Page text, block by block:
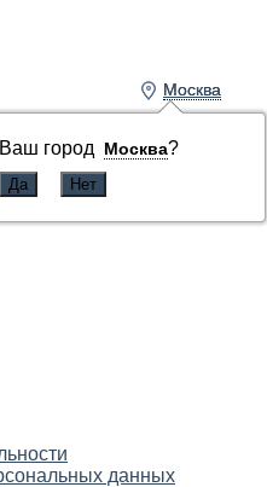
данных
Москва
Ваш город Москва?
Москва
Ваш город Москва?